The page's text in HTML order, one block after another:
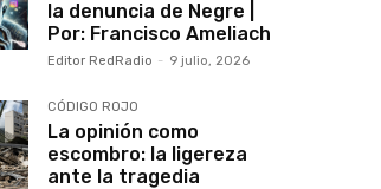
la denuncia de Negre |
Por: Francisco Ameliach
Editor RedRadio - 9 julio, 2026
CÓDIGO ROJO
La opinión como
escombro: la ligereza
ante la tragedia